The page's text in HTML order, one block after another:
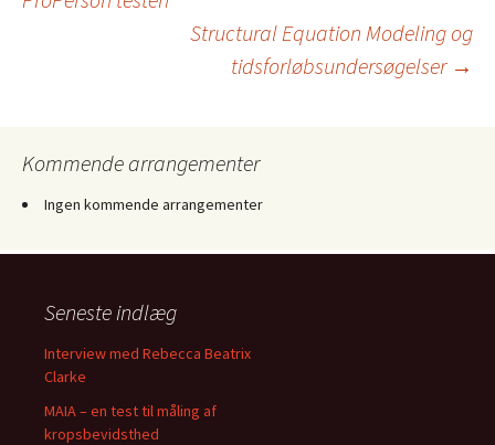
Structural Equation Modeling og
tidsforløbsundersøgelser →
Kommende arrangementer
Ingen kommende arrangementer
Seneste indlæg
Interview med Rebecca Beatrix
Clarke
MAIA – en test til måling af
kropsbevidsthed